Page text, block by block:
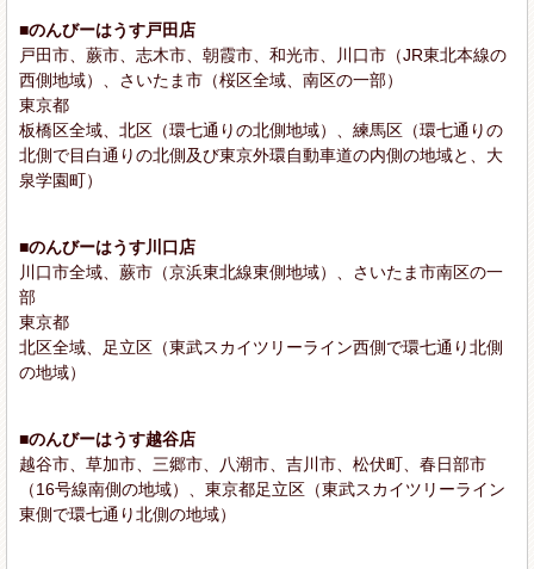
■のんびーはうす戸田店
戸田市、蕨市、志木市、朝霞市、和光市、川口市（JR東北本線の
西側地域）、さいたま市（桜区全域、南区の一部）
東京都
板橋区全域、北区（環七通りの北側地域）、練馬区（環七通りの
北側で目白通りの北側及び東京外環自動車道の内側の地域と、大
泉学園町）
■のんびーはうす川口店
川口市全域、蕨市（京浜東北線東側地域）、さいたま市南区の一
部
東京都
北区全域、足立区（東武スカイツリーライン西側で環七通り北側
の地域）
■のんびーはうす越谷店
越谷市、草加市、三郷市、八潮市、吉川市、松伏町、春日部市
（16号線南側の地域）、東京都足立区（東武スカイツリーライン
東側で環七通り北側の地域）